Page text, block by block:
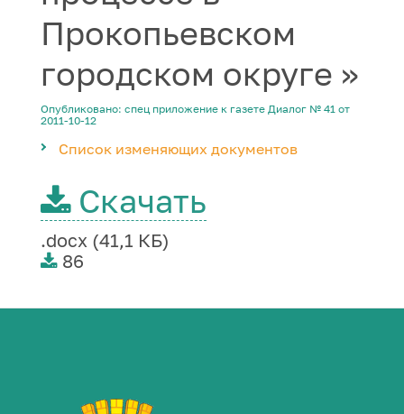
Прокопьевском
городском округе »
Опубликовано: спец приложение к газете Диалог № 41 от
2011-10-12
Список изменяющих документов
Скачать
.docx (41,1 КБ)
86